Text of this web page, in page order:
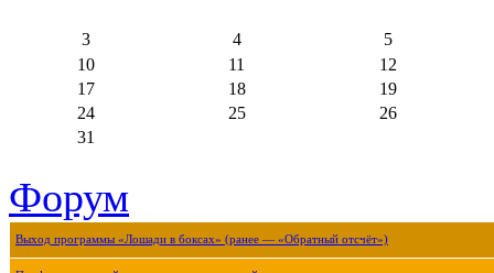
3 4
5
10
11
12
17
18
19
24
25
26
31
Форум
Выход программы «Лошади в боксах» (ранее — «Обратный отсчёт»)